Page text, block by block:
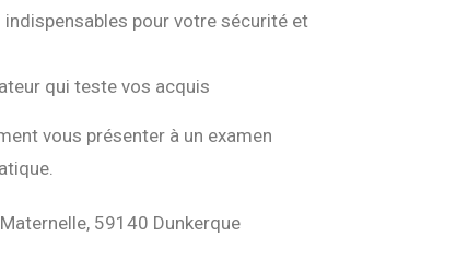
pour votre sécurité et
qui teste vos acquis
vous présenter à un examen
59140 Dunkerque